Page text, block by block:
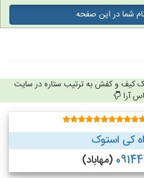
شما در این صفحه
کیف و کفش به ترتیب ستاره در سایت
آرا
کی استوک
(مهاباد)